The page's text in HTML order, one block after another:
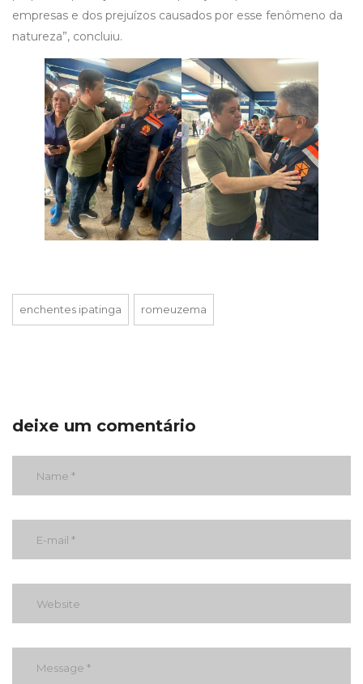
empresas e dos prejuízos causados por esse fenômeno da
natureza”, concluiu.
enchentes ipatinga romeuzema
deixe um comentário